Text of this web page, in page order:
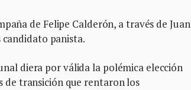
de Felipe Calderón, a través de Juan
panista.
diera por válida la polémica elección
de transición que rentaron los